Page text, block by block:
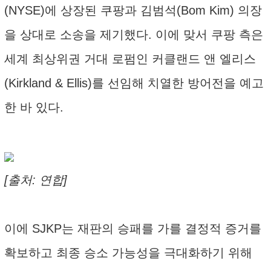
(NYSE)에 상장된 쿠팡과 김범석(Bom Kim) 의장
을 상대로 소송을 제기했다. 이에 맞서 쿠팡 측은
세계 최상위권 거대 로펌인 커클랜드 앤 엘리스
(Kirkland & Ellis)를 선임해 치열한 방어전을 예고
한 바 있다.
[출처: 연합]
이에 SJKP는 재판의 승패를 가를 결정적 증거를
확보하고 최종 승소 가능성을 극대화하기 위해